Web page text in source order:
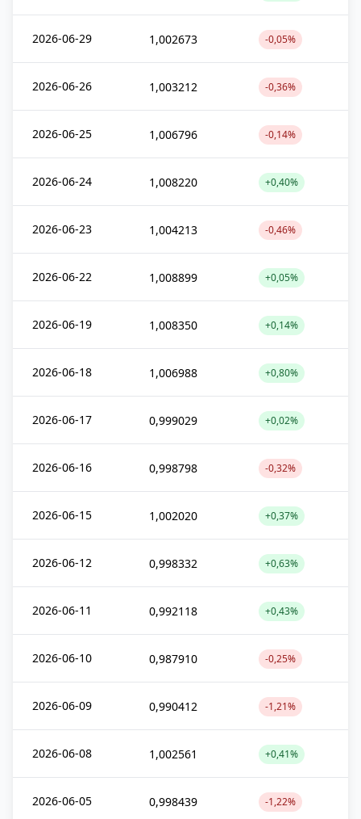
2026-06-29 1,002673 -0,05%
2026-06-26 1,003212 -0,36%
2026-06-25 1,006796 -0,14%
2026-06-24 1,008220 +0,40%
2026-06-23 1,004213 -0,46%
2026-06-22 1,008899 +0,05%
2026-06-19 1,008350 +0,14%
2026-06-18 1,006988 +0,80%
2026-06-17 0,999029 +0,02%
2026-06-16 0,998798 -0,32%
2026-06-15 1,002020 +0,37%
2026-06-12 0,998332 +0,63%
2026-06-11 0,992118 +0,43%
2026-06-10 0,987910 -0,25%
2026-06-09 0,990412 -1,21%
2026-06-08 1,002561 +0,41%
2026-06-05 0,998439 -1,22%